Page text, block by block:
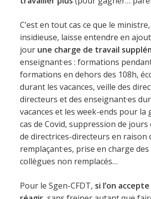
C’est en tout cas ce que le
insidieuse, laisse entendre en
jour une charge de travail
enseignant·es : formations
formations en dehors des 108h,
durant les vacances, veille des
directeurs et des enseignant·es
vacances et les week-ends pour la
cas de Covid, suppression de jours
de directrices-directeurs en raison
remplaçant·es, prise en charge des
collègues non remplacés…
Pour le Sgen-CFDT, si l’on